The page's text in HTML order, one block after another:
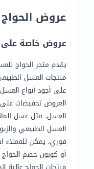
عروض الحواج
عروض خاصة على
يقدم متجر الحواج
منتجات العسل
على أجود أنواع
العروض تخفيضات
العسل، مثل عسل
العسل الطبيعي
فوري، يمكن
أو كوبون خصم